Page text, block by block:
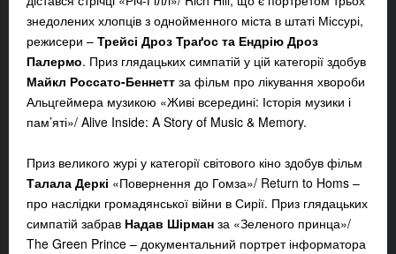
знедолених хлопців з однойменного міста в штаті Міссурі,
режисери – Трейсі Дроз Траґос та Ендрію Дроз
Палермо. Приз глядацьких симпатій у цій категорії здобув
Майкл Россато-Беннетт за фільм про лікування хвороби
Альцгеймера музикою «Живі всередині: Історія музики і
пам’яті»/ Alive Inside: A Story of Music & Memory.
Приз великого журі у категорії світового кіно здобув фільм
Талала Деркі «Повернення до Гомза»/ Return to Homs –
про наслідки громадянської війни в Сирії. Приз глядацьких
симпатій забрав Надав Шірман за «Зеленого принца»/
The Green Prince – документальний портрет інформатора